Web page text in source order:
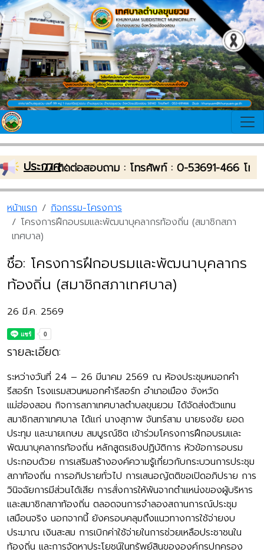
ประกาศ:
ยวม // ติดต่อสอบถาม : โทรศัพท์ : 0-53691-466 โทรสา
หน้าแรก
กิจกรรม-โครงการ
โครงการฝึกอบรมและพัฒนาบุคลากรท้องถิ่น (สมาชิกสภา
เทศบาล)
ชื่อ: โครงการฝึกอบรมและพัฒนาบุคลากร
ท้องถิ่น (สมาชิกสภาเทศบาล)
26 มี.ค. 2569
รายละเอียด:
ระหว่างวันที่ 24 – 26 มีนาคม 2569 ณ ห้องประชุมหมอกคำ
รีสอร์ท โรงแรมสวนหมอกคำรีสอร์ท อำเภอเมือง จังหวัด
แม่ฮ่องสอน กิจการสภาเทศบาลตำบลขุนยวม ได้จัดส่งตัวแทน
สมาชิกสภาเทศบาล ได้แก่ นางสุภาพ จันทร์สาม นายธงชัย ยอด
ประทุม และนายเกษม สมบูรณ์ชิต เข้าร่วมโครงการฝึกอบรมและ
พัฒนาบุคลากรท้องถิ่น หลักสูตรเชิงปฏิบัติการ หัวข้อการอบรม
ประกอบด้วย การเสริมสร้างองค์ความรู้เกี่ยวกับกระบวนการประชุม
สภาท้องถิ่น การอภิปรายทั่วไป การเสนอญัตติขอเปิดอภิปราย การ
วินิจฉัยการมีส่วนได้เสีย การสั่งการให้พ้นจากตำแหน่งของผู้บริหาร
และสมาชิกสภาท้องถิ่น ตลอดจนการจำลองสถานการณ์ประชุม
เสมือนจริง นอกจากนี้ ยังครอบคลุมถึงแนวทางการใช้จ่ายงบ
ประมาณ เงินสะสม การเบิกค่าใช้จ่ายในการช่วยเหลือประชาชนใน
ท้องถิ่น และการจัดหาประโยชน์ในทรัพย์สินขององค์กรปกครอง